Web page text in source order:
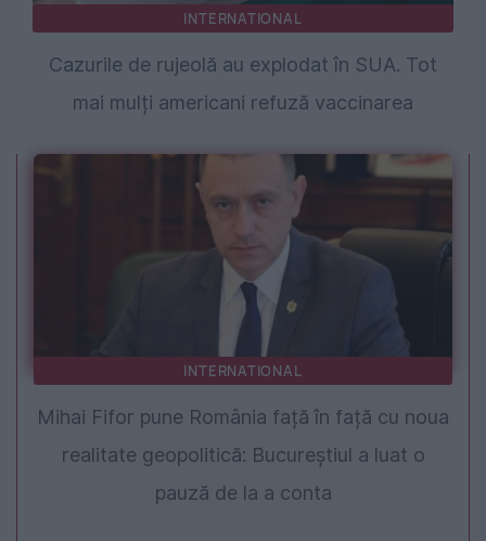
INTERNATIONAL
Cazurile de rujeolă au explodat în SUA. Tot
mai mulți americani refuză vaccinarea
INTERNATIONAL
Mihai Fifor pune România față în față cu noua
realitate geopolitică: Bucureștiul a luat o
pauză de la a conta